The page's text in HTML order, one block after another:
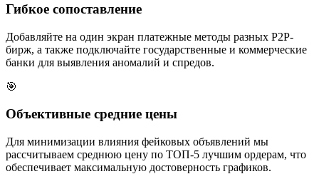
Гибкое сопоставление
Добавляйте на один экран платежные методы разных P2P-
бирж, а также подключайте государственные и коммерческие
банки для выявления аномалий и спредов.
🎯
Объективные средние цены
Для минимизации влияния фейковых объявлений мы
рассчитываем среднюю цену по ТОП-5 лучшим ордерам, что
обеспечивает максимальную достоверность графиков.